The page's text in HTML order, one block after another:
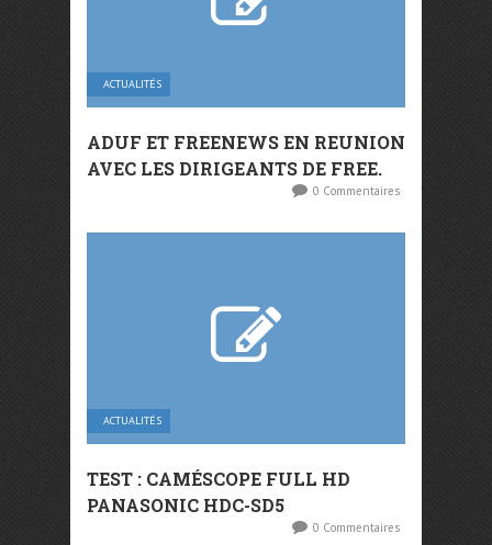
ACTUALITÉS
ADUF ET FREENEWS EN REUNION
AVEC LES DIRIGEANTS DE FREE.
0 Commentaires
ACTUALITÉS
TEST : CAMÉSCOPE FULL HD
PANASONIC HDC-SD5
0 Commentaires